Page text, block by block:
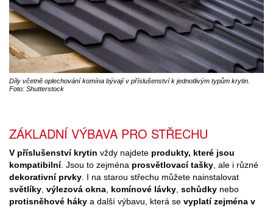
Díly včetně oplechování komína bývají v příslušenství k jednotlivým typům krytin.
Foto: Shutterstock
ZÁKLADNÍ VÝBAVA PRO STŘECHU
V příslušenství krytin vždy najdete produkty, které jsou
kompatibilní. Jsou to zejména prosvětlovací tašky, ale i různé
dekorativní prvky. I na starou střechu můžete nainstalovat
světlíky, výlezová okna, komínové lávky, schůdky nebo
protisněhové háky a další výbavu, která se vyplatí zejména v